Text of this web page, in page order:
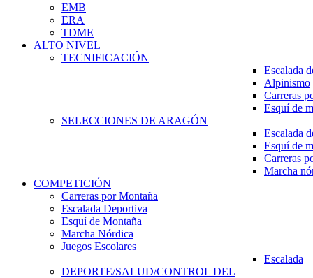
EMB
ERA
TDME
ALTO NIVEL
TECNIFICACIÓN
Escalada
Alpinismo
Carreras
Esquí de
SELECCIONES DE ARAGÓN
Escalada
Esquí de
Carreras
Marcha
COMPETICIÓN
Carreras por Montaña
Escalada Deportiva
Esquí de Montaña
Marcha Nórdica
Juegos Escolares
Escalada
DEPORTE/SALUD/CONTROL DEL